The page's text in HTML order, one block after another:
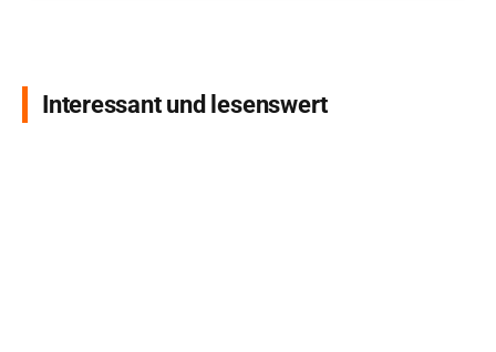
Interessant und lesenswert